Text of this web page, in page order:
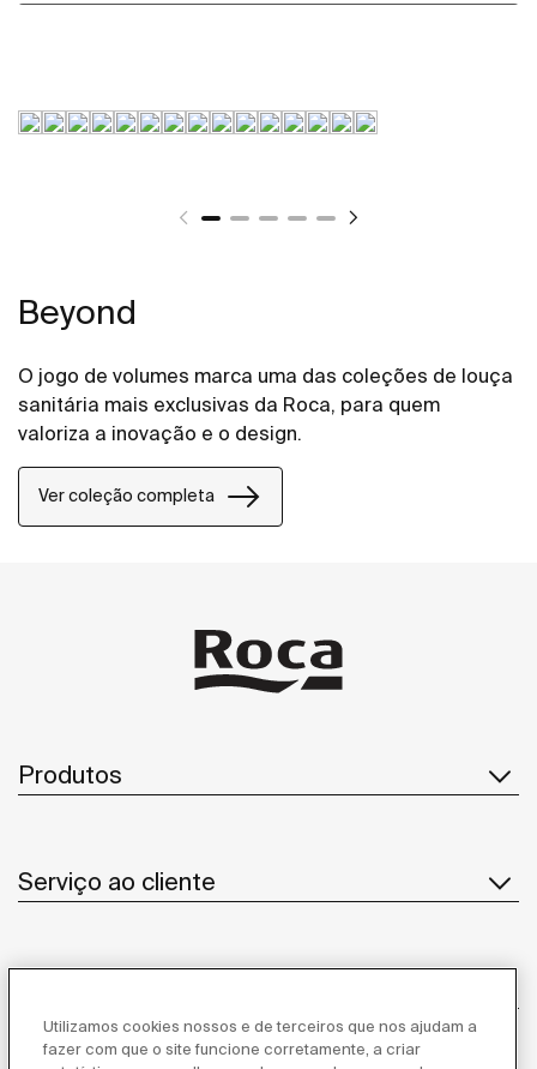
Beyond
O jogo de volumes marca uma das coleções de louça
sanitária mais exclusivas da Roca, para quem
valoriza a inovação e o design.
Ver coleção completa
Produtos
Serviço ao cliente
Utilizamos cookies nossos e de terceiros que nos ajudam a
fazer com que o site funcione corretamente, a criar